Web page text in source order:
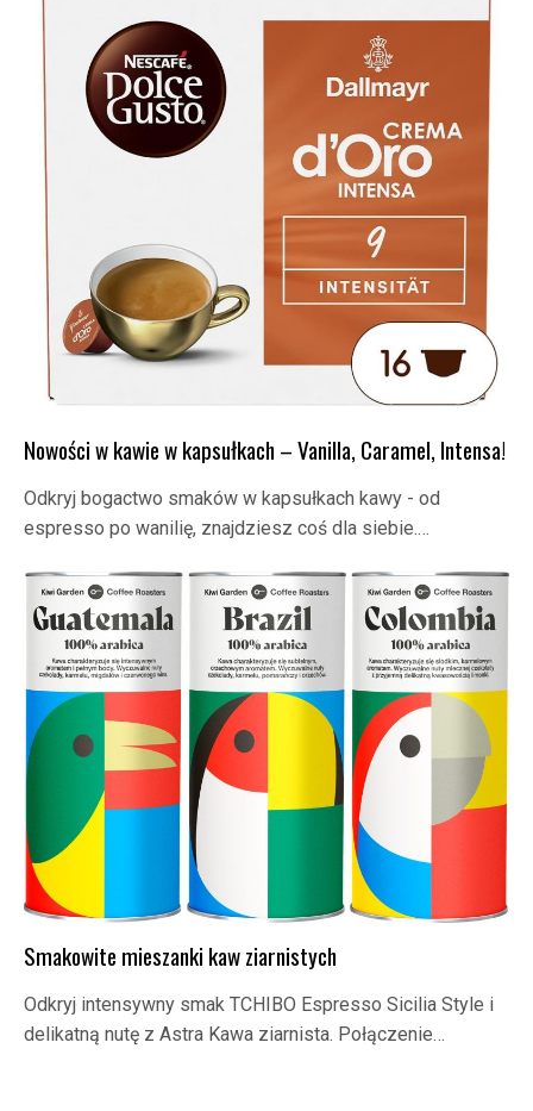
Nowości w kawie w kapsułkach – Vanilla, Caramel, Intensa!
Odkryj bogactwo smaków w kapsułkach kawy - od
espresso po wanilię, znajdziesz coś dla siebie.…
Smakowite mieszanki kaw ziarnistych
Odkryj intensywny smak TCHIBO Espresso Sicilia Style i
delikatną nutę z Astra Kawa ziarnista. Połączenie…